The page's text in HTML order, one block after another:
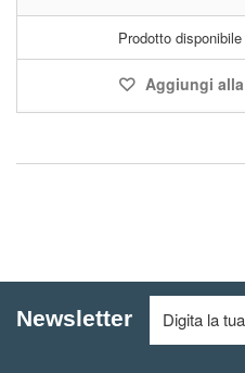
Prodotto
Aggiungi
Newsletter